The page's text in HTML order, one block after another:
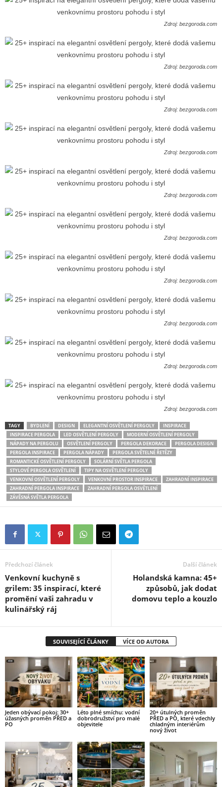
Zdroj: bezgoroda.com
Zdroj: bezgoroda.com
Zdroj: bezgoroda.com
Zdroj: bezgoroda.com
Zdroj: bezgoroda.com
Zdroj: bezgoroda.com
Zdroj: bezgoroda.com
Zdroj: bezgoroda.com
Zdroj: bezgoroda.com
Zdroj: bezgoroda.com
TAGY BYDLENÍ DESIGN ELEGANTNÍ OSVĚTLENÍ PERGOLY
INSPIRACE
INSPIRACE PERGOLA
LED OSVĚTLENÍ PERGOLY
MODERNÍ OSVĚTLENÍ PERGOLY
NÁPADY NA PERGOLU
OSVĚTLENÍ PERGOLY PERGOLA DEKORACE
PERGOLA DESIGN
PERGOLA INSPIRACE
PERGOLA NÁPADY
PERGOLA SVĚTELNÉ ŘETĚZY
ROMANTICKÉ OSVĚTLENÍ PERGOLY
SOLÁRNÍ SVĚTLA PERGOLA
STYLOVÉ PERGOLA OSVĚTLENÍ
TIPY NA OSVĚTLENÍ PERGOLY
VENKOVNÍ OSVĚTLENÍ PERGOLY
VENKOVNÍ PROSTOR INSPIRACE
ZAHRADNÍ INSPIRACE
ZAHRADNÍ PERGOLA INSPIRACE
ZAHRADNÍ PERGOLA OSVĚTLENÍ
ZÁVĚSNÁ SVĚTLA PERGOLA
Předchozí článek
Venkovní kuchyně s
grilem: 35 inspirací, které
promění vaši zahradu v
kulinářský ráj
Další článek
Holandská kamna: 45+
způsobů, jak dodat
domovu teplo a kouzlo
SOUVISEJÍCÍ ČLÁNKY VÍCE OD AUTORA
Jeden obývací pokoj: 30+
úžasných proměn PŘED a
PO
Léto plné smíchu: vodní
dobrodružství pro malé
objevitele
20+ útulných proměn
PŘED a PO, které vdechly
chladným interiérům
nový život